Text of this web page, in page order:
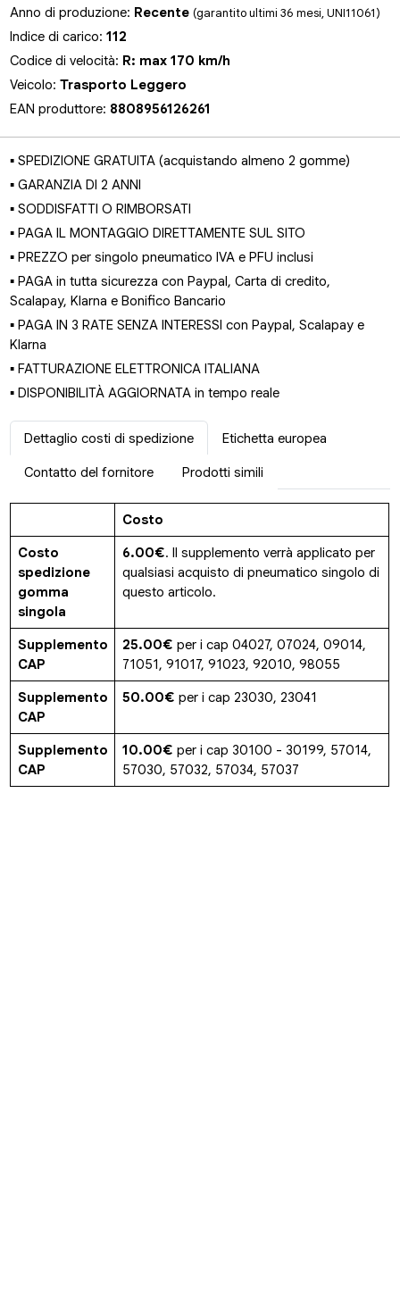
Anno di produzione: Recente(garantito ultimi 36 mesi, UNI11061)
Indice di carico:112
Codice di velocità: R: max 170 km/h
Veicolo:Trasporto Leggero
EAN produttore: 8808956126261
▪ SPEDIZIONE GRATUITA (acquistando almeno 2 gomme)
▪ GARANZIA DI 2 ANNI
▪ SODDISFATTI O RIMBORSATI
▪ PAGA IL MONTAGGIO DIRETTAMENTE SUL SITO
▪ PREZZO per singolo pneumatico IVA e PFU inclusi
▪ PAGA in tutta sicurezza con Paypal, Carta di credito,
Scalapay, Klarna e Bonifico Bancario
▪ PAGA IN 3 RATE SENZA INTERESSI con Paypal, Scalapay e
Klarna
▪ FATTURAZIONE ELETTRONICA ITALIANA
▪ DISPONIBILITÀ AGGIORNATA in tempo reale
Dettaglio costi di spedizione Etichetta europea
Contatto del fornitore Prodotti simili
Costo
Costo
spedizione
gomma
singola
6.00€. Il supplemento verrà applicato per
qualsiasi acquisto di pneumatico singolo di
questo articolo.
Supplemento
CAP
25.00€ per i cap 04027, 07024, 09014,
71051, 91017, 91023, 92010, 98055
Supplemento
CAP
50.00€ per i cap 23030, 23041
Supplemento
CAP
10.00€ per i cap 30100 - 30199, 57014,
57030, 57032, 57034, 57037